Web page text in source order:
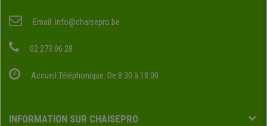
Email: info@chaisepro.be
02 273 06 28
Accueil Téléphonique: De 8:30 à 18:00
INFORMATION SUR CHAISEPRO